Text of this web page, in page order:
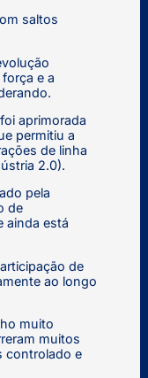
saltos
e a
aprimorada
permitiu a
de linha
2.0).
pela
de
ainda está
de
ao longo
muito
muitos
controlado e